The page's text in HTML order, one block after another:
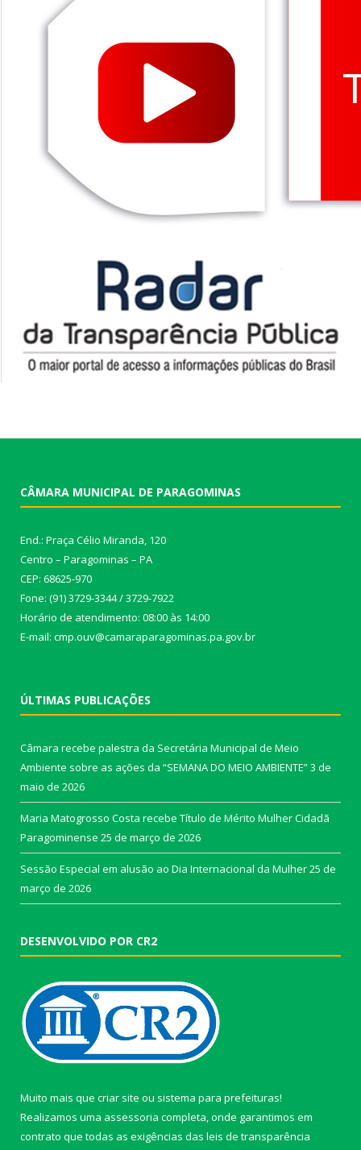
CÂMARA MUNICIPAL DE PARAGOMINAS
End.: Praça Célio Miranda, 120
Centro – Paragominas – PA
CEP: 68625-970
Fone: (91) 3729-3344 / 3729-7922
Horário de atendimento: 08:00 às 14:00
E-mail: cmp.ouv@camaraparagominas.pa.gov.br
ÚLTIMAS PUBLICAÇÕES
Câmara recebe palestra da Secretária Municipal de Meio
Ambiente sobre as ações da “SEMANA DO MEIO AMBIENTE”3 de
maio de 2026
Maria Matogrosso Costa recebe Título de Mérito Mulher Cidadã
Paragominense 25 de março de 2026
Sessão Especial em alusão ao Dia Internacional da Mulher25 de
março de 2026
DESENVOLVIDO POR CR2
Muito mais que criar site ou sistema para prefeituras!
Realizamos uma assessoria completa, onde garantimos em
contrato que todas as exigências das leis de transparência